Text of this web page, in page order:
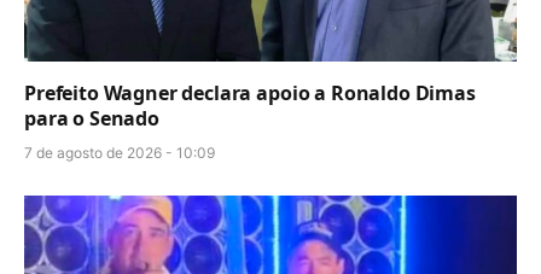
Prefeito Wagner declara apoio a Ronaldo Dimas
para o Senado
7 de agosto de 2026 - 10:09